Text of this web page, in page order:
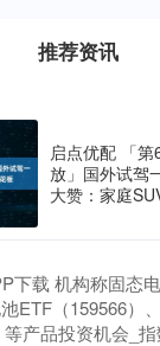
推荐资讯
启点优配 「
放」国外试驾
大赞：家庭
下载 机构称固态
ETF（159566）
产品投资机会_指